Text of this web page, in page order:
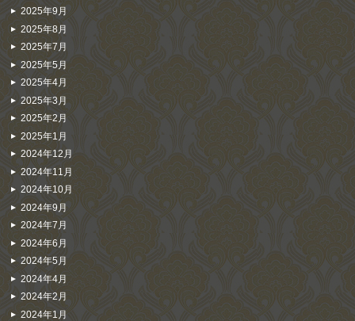
2025年9月
2025年8月
2025年7月
2025年5月
2025年4月
2025年3月
2025年2月
2025年1月
2024年12月
2024年11月
2024年10月
2024年9月
2024年7月
2024年6月
2024年5月
2024年4月
2024年2月
2024年1月